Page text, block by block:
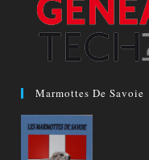
Marmottes De Savoie